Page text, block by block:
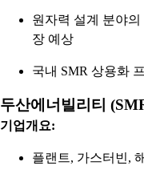
원자력 설계 분야
장 예상
국내 SMR 상용화
두산에너빌리티
기업개요:
플랜트, 가스터빈,